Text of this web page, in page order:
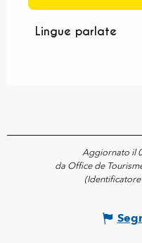
Lingue parlate
Lingue parlate
Aggiornato il
da Office de